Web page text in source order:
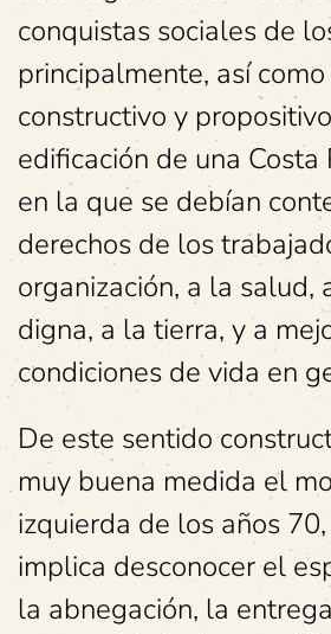
conquistas sociales de
principalmente, así
constructivo y
edificación de una Costa
en la que se debían
derechos de los
organización, a la salud,
digna, a la tierra, y a
condiciones de vida en
De este sentido
muy buena medida el
izquierda de los años
implica desconocer el
la abnegación, la